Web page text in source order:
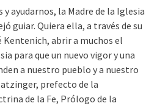
ayudarnos, la Madre de la Iglesia
guiar. Quiera ella, a través de su
abrir a muchos el
para que un nuevo vigor y una
a nuestro pueblo y a nuestro
prefecto de la
de la Fe, Prólogo de la